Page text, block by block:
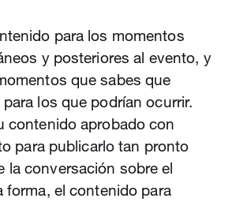
para los momentos
y posteriores al evento, y
que sabes que
los que podrían ocurrir.
contenido aprobado con
para publicarlo tan pronto
la conversación sobre el
forma, el contenido para